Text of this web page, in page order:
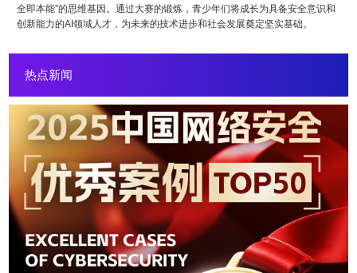
全即本能”的思维基因。通过大赛的锻炼，青少年们将成长为具备安全意识和
创新能力的AI领域人才，为未来的技术进步和社会发展奠定坚实基础。
热点新闻